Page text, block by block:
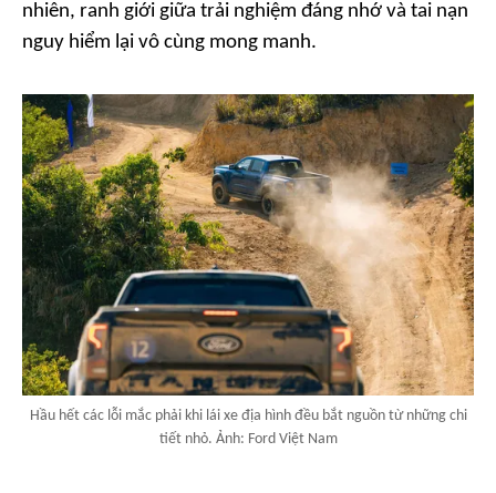
nhiên, ranh giới giữa trải nghiệm đáng nhớ và tai nạn
nguy hiểm lại vô cùng mong manh.
Hầu hết các lỗi mắc phải khi lái xe địa hình đều bắt nguồn từ những chi
tiết nhỏ. Ảnh: Ford Việt Nam